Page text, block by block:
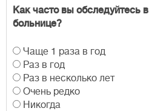
Как часто вы обследуйтесь в
больнице?
В
а
р
и
а
Чаще 1 раза в год
Раз в год
Раз в несколько лет
Очень редко
Никогда